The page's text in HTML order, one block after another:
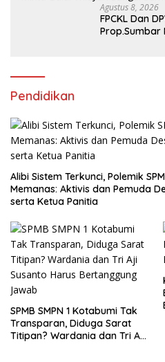
Agustus 8, 2026
FPCKL Dan
Prop.Sumbar
Pendidikan
Alibi Sistem Terkunci, Polemik
Memanas: Aktivis dan Pemuda
serta Ketua Panitia
SPMB SMPN 1 Kotabumi Tak
Transparan, Diduga Sarat
Titipan? Wardania dan Tri Aji